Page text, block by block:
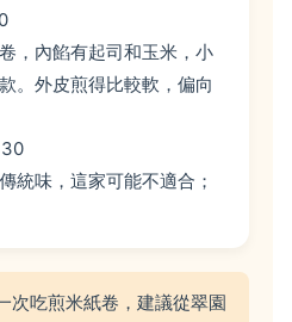
，內餡有起司和玉米，小
。外皮煎得比較軟，偏向
統味，這家可能不適合；
次吃煎米紙卷，建議從翠園